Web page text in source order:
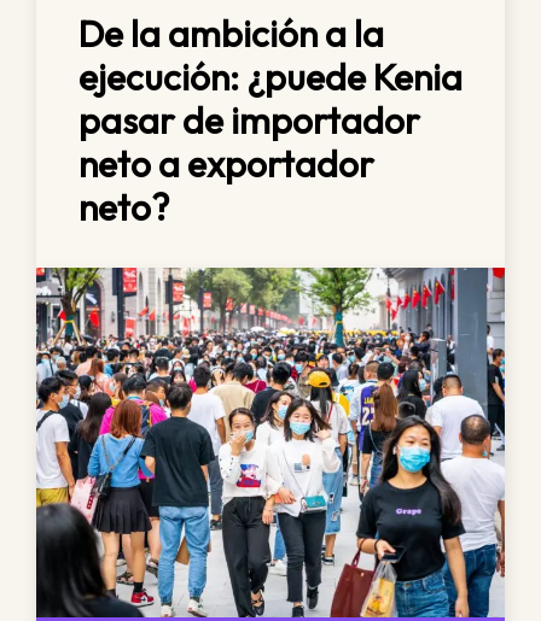
De la ambición a la
ejecución: ¿puede Kenia
pasar de importador
neto a exportador
neto?